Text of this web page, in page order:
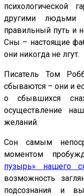
психологической
другими
правильный путь и
Сны – настоящие
они никогда не лгут.
Писатель Том
сбываются – они и
о сбывшихся
осуществление
желаний.
Сон самым
моментом
пузырь» нашего
возможность
подсознания и